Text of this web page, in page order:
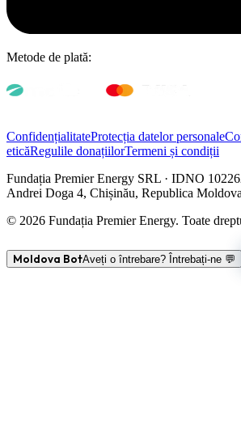
Metode de plată:
ConfidențialitateProtecția datelor personale
eticăRegulile donațiilorTermeni și condiții
Fundația Premier Energy SRL · IDNO
Andrei Doga 4, Chișinău, Republica Moldova
© 2026 Fundația Premier Energy. Toate
Moldova BotAveți o întrebare? Întrebați-ne 💬